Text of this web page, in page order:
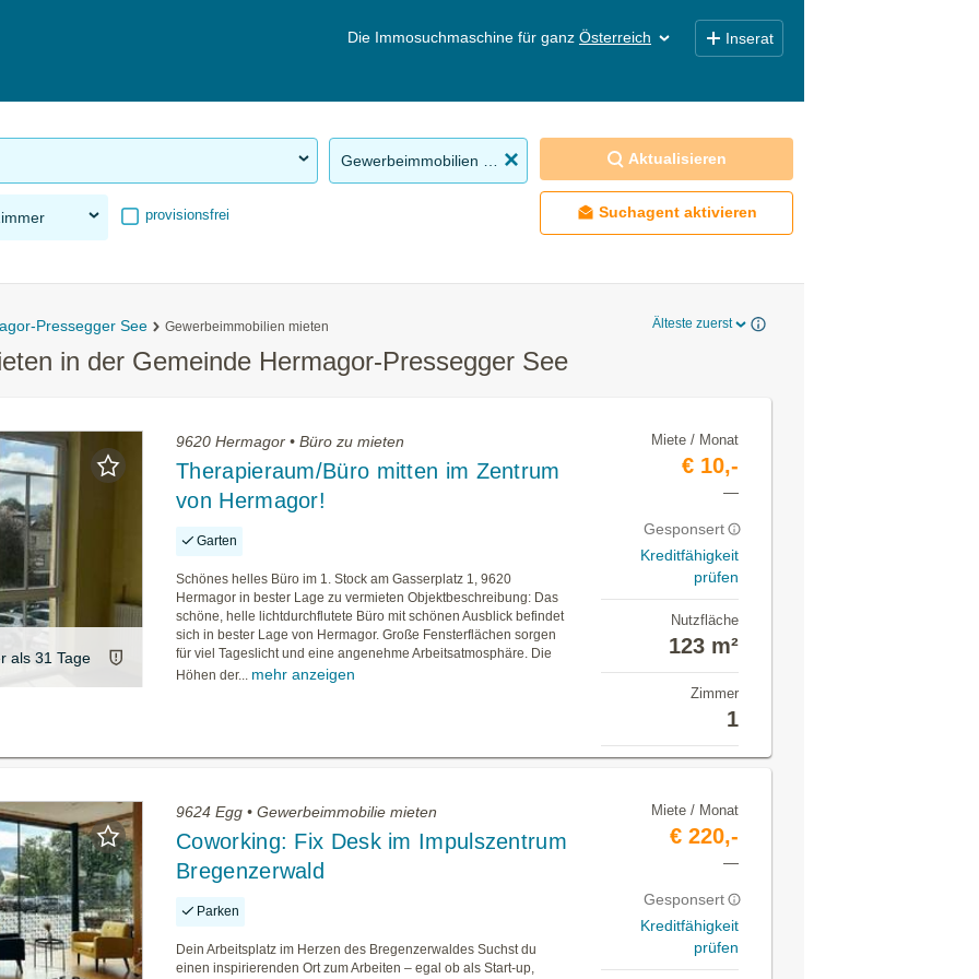
Die Immosuchmaschine für ganz Österreich Inserat
provisionsfrei
Aktualisieren
Suchagent aktivieren
Pressegger See Gewerbeimmobilien mieten Älteste zuerst
in der Gemeinde Hermagor-Pressegger See
als 31 Tage
9620 Hermagor • Büro zu mieten
Therapieraum/Büro mitten im Zentrum
von Hermagor!
Garten
Schönes helles Büro im 1. Stock am Gasserplatz 1, 9620
Hermagor in bester Lage zu vermieten Objektbeschreibung: Das
schöne, helle lichtdurchflutete Büro mit schönen Ausblick befindet
sich in bester Lage von Hermagor. Große Fensterflächen sorgen
für viel Tageslicht und eine angenehme Arbeitsatmosphäre. Die
Höhen der... mehr anzeigen
Miete / Monat
€ 10,-
—
Gesponsert
Kreditfähigkeit
prüfen
Nutzfläche
123 m²
Zimmer
1
9624 Egg • Gewerbeimmobilie mieten
Coworking: Fix Desk im Impulszentrum
Bregenzerwald
Parken
Dein Arbeitsplatz im Herzen des Bregenzerwaldes Suchst du
einen inspirierenden Ort zum Arbeiten – egal ob als Start-up,
Miete / Monat
€ 220,-
—
Gesponsert
Kreditfähigkeit
prüfen